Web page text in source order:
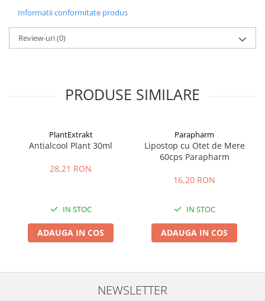
Informatii conformitate produs
Review-uri(0)
PRODUSE SIMILARE
PlantExtrakt
Antialcool Plant 30ml
28,21 RON
IN STOC
ADAUGA IN COS
Parapharm
Lipostop cu Otet de Mere
60cps Parapharm
16,20 RON
IN STOC
ADAUGA IN COS
NEWSLETTER